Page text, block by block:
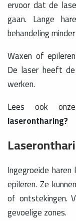
ervoor dat de
gaan. Lange
behandeling
Waxen of
De laser heeft
werken.
Lees ook
laserontharing?
Ingegroeide
epileren. Ze
of ontstekingen.
gevoelige zones.